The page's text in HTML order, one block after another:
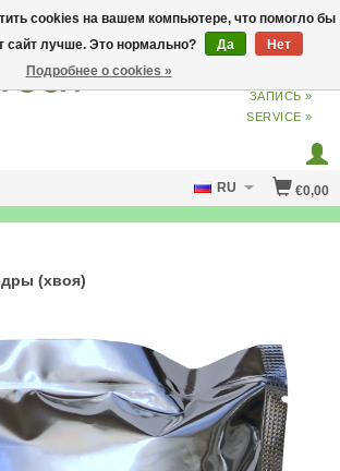
ВХОДИЗ
ЗАПИСЬ »
SERVICE »
€0,00
RU
(хвоя)
cookies на вашем компьютере, что помогло бы
сайт лучше. Это нормально?
Да
Нет
Подробнее о cookies »